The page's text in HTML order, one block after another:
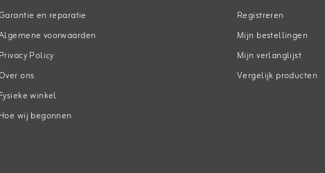
Garantie en reparatie
voorwaarden
Privacy Policy
Over ons
Fysieke winkel
Hoe wij begonnen
Registreren
Mijn bestellingen
Mijn verlanglijst
Vergelijk producten